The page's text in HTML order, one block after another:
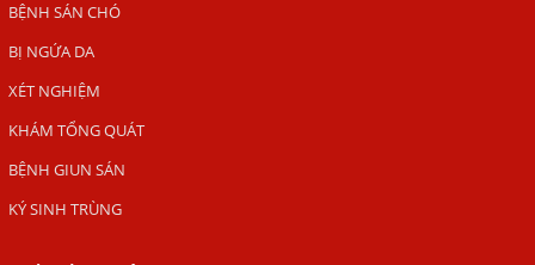
HÀ NỘI – NHIỄM BA LOẠI KÝ SINH TRÙNG DO THÓI QUEN
ĂN MỘT MÓN ĂN SÁNG
ẤU TRÙNG SÁN CHÓ DI CHUYỂN QUA DA GÂY NGỨA
VIÊM DA ĐỒNG TIỀN
Tại sao khám bệnh viện da liễu nhiều năm không hết
ngứa?
BỆNH SÁN CHÓ
BỊ NGỨA DA
XÉT NGHIỆM
KHÁM TỔNG QUÁT
BỆNH GIUN SÁN
KÝ SINH TRÙNG